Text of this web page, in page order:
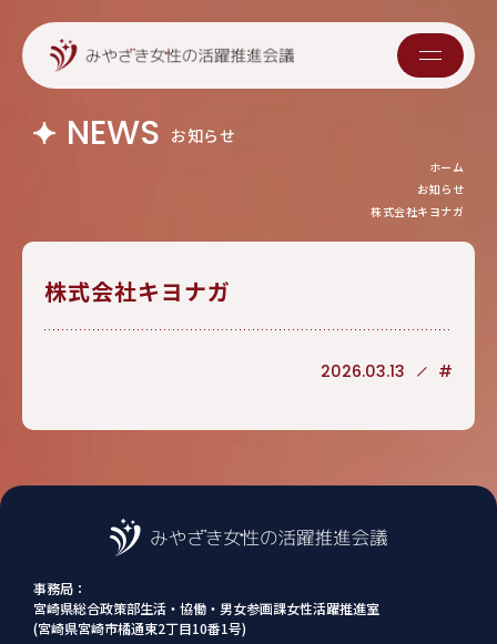
NEWS お知らせ
ホーム
お知らせ
株式会社キヨナガ
株式会社キヨナガ
2026.03.13 #
事務局：
宮崎県総合政策部生活・協働・男女参画課女性活躍推進室
(宮崎県宮崎市橘通東2丁目10番1号)